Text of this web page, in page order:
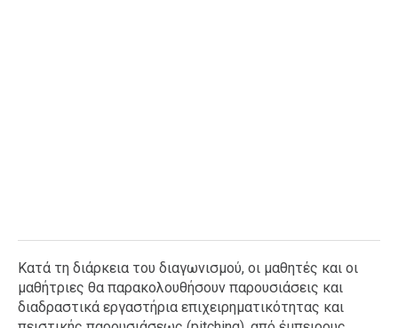
Κατά τη διάρκεια του διαγωνισμού, οι μαθητές και οι
μαθήτριες θα παρακολουθήσουν παρουσιάσεις και
διαδραστικά εργαστήρια επιχειρηματικότητας και